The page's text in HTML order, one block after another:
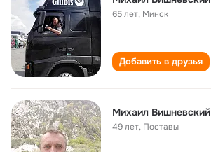
65 лет, Минск
Добавить в друзья
Михаил Вишневский
49 лет, Поставы